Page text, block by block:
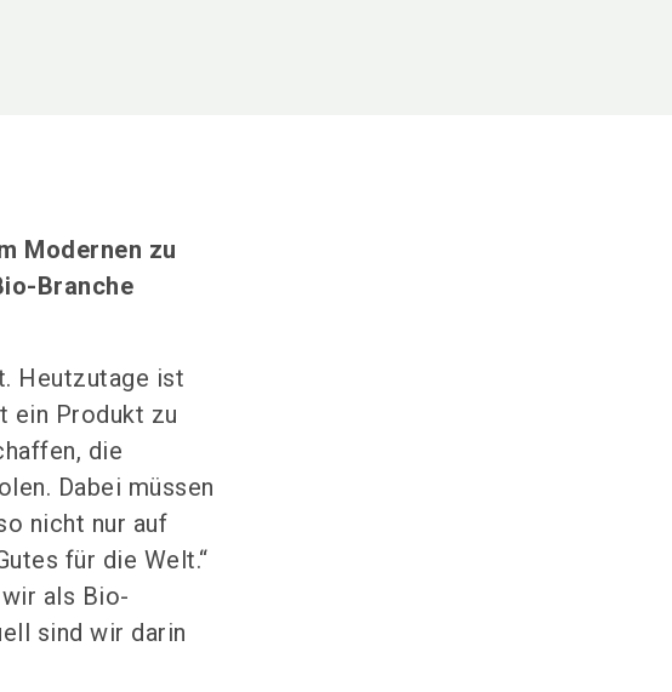
Modernen zu
Branche
Heutzutage ist
ein Produkt zu
die
Dabei müssen
nicht nur auf
für die Welt.“
als Bio-
sind wir darin